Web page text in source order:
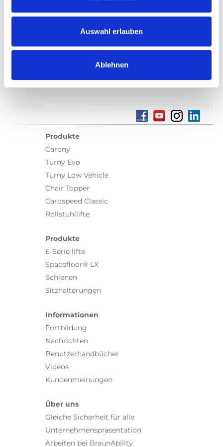
Auswahl erlauben
Ablehnen
Produkte
Carony
Turny Evo
Turny Low Vehicle
Chair Topper
Carospeed Classic
Rollstuhllifte
Produkte
E-Serie lifte
Spacefloor® LX
Schienen
Sitzhalterungen
Informationen
Fortbildung
Nachrichten
Benutzerhandbücher
Videos
Kundenmeinungen
Über uns
Gleiche Sicherheit für alle
Unternehmenspräsentation
Arbeiten bei BraunAbility